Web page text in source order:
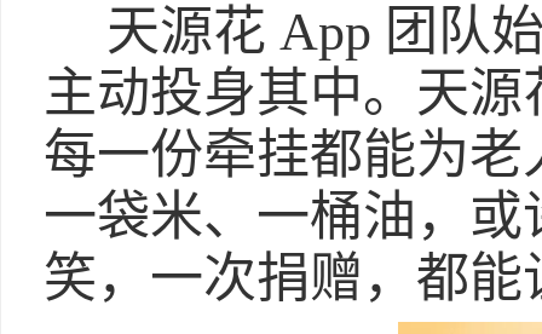
天源花 App 团队
主动投身其中。天
每一份牵挂都能为
一袋米、一桶油，
笑，一次捐赠，都